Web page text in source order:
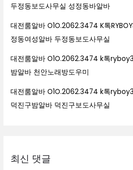
두정동보도사무실 성정동바알바
대전룸알바 O1O.2062.3474 K톡
정동여성알바 두정동보도사무실
대전룸알바 O1O.2062.3474 k톡
밤알바 천안노래방도우미
대전룸알바 O1O.2062.3474 k톡
덕진구밤알바 덕진구보도사무실
최신 댓글